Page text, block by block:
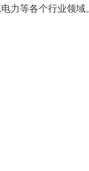
力等各个行业领域。